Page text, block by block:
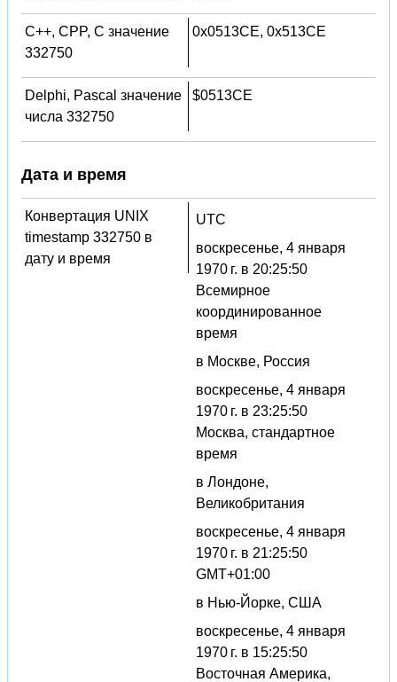
C++, CPP, C значение
332750
0x0513CE, 0x513CE
Delphi, Pascal значение
числа 332750
$0513CE
Дата и время
Конвертация UNIX
timestamp 332750 в
дату и время
UTC
воскресенье, 4 января
1970 г. в 20:25:50
Всемирное
координированное
время
в Москве, Россия
воскресенье, 4 января
1970 г. в 23:25:50
Москва, стандартное
время
в Лондоне,
Великобритания
воскресенье, 4 января
1970 г. в 21:25:50
GMT+01:00
в Нью-Йорке, США
воскресенье, 4 января
1970 г. в 15:25:50
Восточная Америка,